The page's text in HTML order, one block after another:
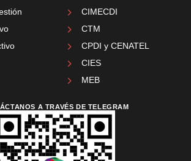
CIMECDI
CTM
CPDI y CENATEL
CIES
MEB
A TRAVÉS DE TELEGRAM